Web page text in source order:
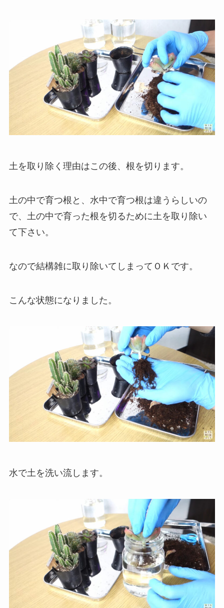
土を取り除く理由はこの後、根を切ります。
土の中で育つ根と、水中で育つ根は違うらしいの
で、土の中で育った根を切るために土を取り除い
て下さい。
なので結構雑に取り除いてしまってＯＫです。
こんな状態になりました。
水で土を洗い流します。